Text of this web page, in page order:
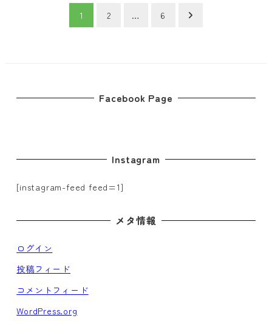
送
り
1 2 … 6
Facebook Page
Instagram
[instagram-feed feed=1]
メタ情報
ログイン
投稿フィード
コメントフィード
WordPress.org